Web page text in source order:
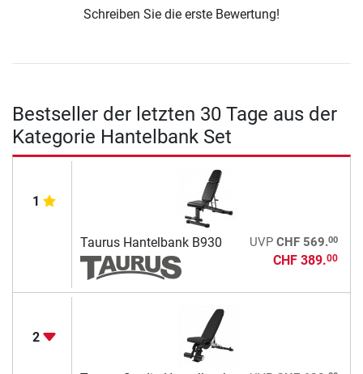
Schreiben Sie die erste Bewertung!
Bestseller der letzten 30 Tage aus der
Kategorie Hantelbank Set
1
Taurus Hantelbank B930 UVP CHF 569.00
CHF 389.00
2